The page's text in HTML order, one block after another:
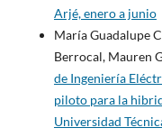
Arjé, enero a junio
María Guadalupe
Berrocal, Mauren
de Ingeniería
piloto para la
Universidad